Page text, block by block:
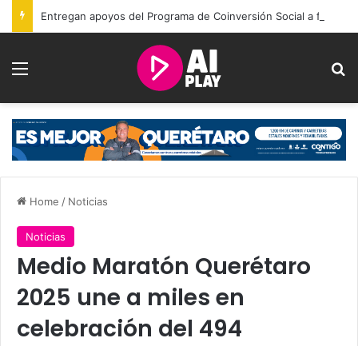
Menu
Home / Noticias
Noticias
Medio Maratón Querétaro
2025 une a miles en
celebración del 494